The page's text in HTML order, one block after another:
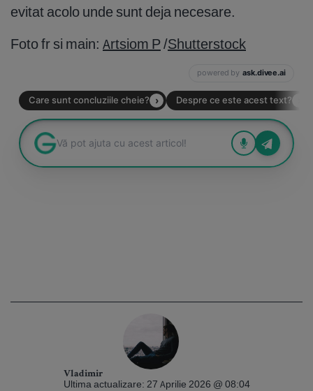
evitat acolo unde sunt deja necesare.
Foto fr si main: Artsiom P/Shutterstock
Vladimir
Ultima actualizare: 27 Aprilie 2026 @ 08:04